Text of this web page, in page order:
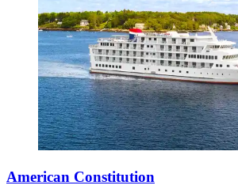
American Constitution